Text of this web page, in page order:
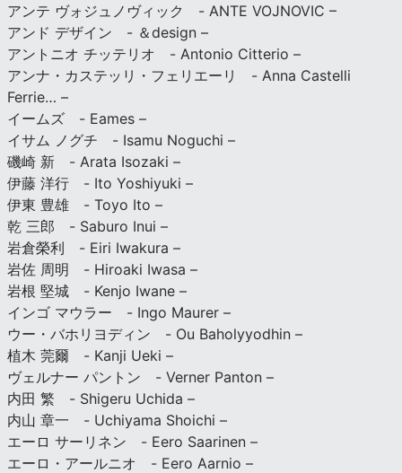
アンテ ヴォジュノヴィック - ANTE VOJNOVIC –
アンド デザイン - ＆design –
アントニオ チッテリオ - Antonio Citterio –
アンナ・カステッリ・フェリエーリ - Anna Castelli
Ferrie… –
イームズ - Eames –
イサム ノグチ - Isamu Noguchi –
磯崎 新 - Arata Isozaki –
伊藤 洋行 - Ito Yoshiyuki –
伊東 豊雄 - Toyo Ito –
乾 三郎 - Saburo Inui –
岩倉榮利 - Eiri Iwakura –
岩佐 周明 - Hiroaki Iwasa –
岩根 堅城 - Kenjo Iwane –
インゴ マウラー - Ingo Maurer –
ウー・バホリヨディン - Ou Baholyyodhin –
植木 莞爾 - Kanji Ueki –
ヴェルナー パントン - Verner Panton –
内田 繁 - Shigeru Uchida –
内山 章一 - Uchiyama Shoichi –
エーロ サーリネン - Eero Saarinen –
エーロ・アールニオ - Eero Aarnio –